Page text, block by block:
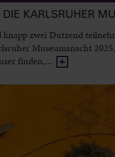
KARLSRUHER
zwei Dutzend
Museumsnacht
finden,...